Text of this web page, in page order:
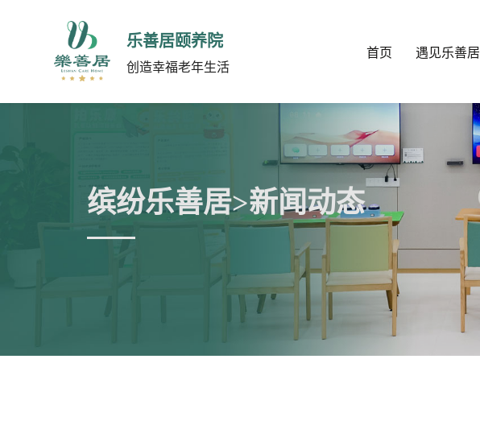
乐善居颐养院
创造幸福老年生活
首页 遇见乐善居
缤纷乐善居>新闻动态